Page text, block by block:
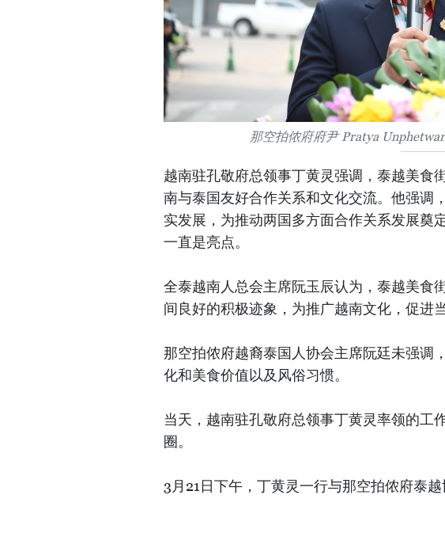
那空拍侬府府尹 Pratya
越南驻孔敬府总领事丁黄灵强调，泰越美食
南与泰国友好合作关系和文化交流。他强调
实发展，为推动两国多方面合作关系发展奠
一直是亮点。
全泰越南人总会主席阮玉辰认为，泰越美食
间良好的积极迹象，为推广越南文化，促进
那空拍侬府越裔泰国人协会主席阮廷未强调
化和美食价值以及风俗习惯。
当天，越南驻孔敬府总领事丁黄灵率领的工
圈。
3月21日下午，丁黄灵一行与那空拍侬府泰越